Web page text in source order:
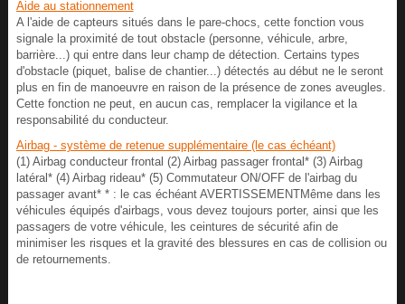
Aide au stationnement
A l'aide de capteurs situés dans le pare-chocs, cette fonction vous
signale la proximité de tout obstacle (personne, véhicule, arbre,
barrière...) qui entre dans leur champ de détection. Certains types
d'obstacle (piquet, balise de chantier...) détectés au début ne le seront
plus en fin de manoeuvre en raison de la présence de zones aveugles.
Cette fonction ne peut, en aucun cas, remplacer la vigilance et la
responsabilité du conducteur.
Airbag - système de retenue supplémentaire (le cas échéant)
(1) Airbag conducteur frontal (2) Airbag passager frontal* (3) Airbag
latéral* (4) Airbag rideau* (5) Commutateur ON/OFF de l'airbag du
passager avant* * : le cas échéant AVERTISSEMENTMême dans les
véhicules équipés d'airbags, vous devez toujours porter, ainsi que les
passagers de votre véhicule, les ceintures de sécurité afin de
minimiser les risques et la gravité des blessures en cas de collision ou
de retournements.